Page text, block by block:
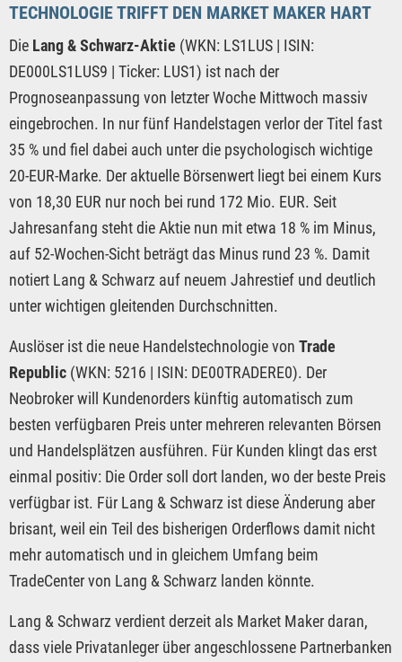
TECHNOLOGIE TRIFFT DEN MARKET MAKER HART
Die Lang & Schwarz-Aktie (WKN: LS1LUS | ISIN:
DE000LS1LUS9 | Ticker: LUS1) ist nach der
Prognoseanpassung von letzter Woche Mittwoch massiv
eingebrochen. In nur fünf Handelstagen verlor der Titel fast
35 % und fiel dabei auch unter die psychologisch wichtige
20-EUR-Marke. Der aktuelle Börsenwert liegt bei einem Kurs
von 18,30 EUR nur noch bei rund 172 Mio. EUR. Seit
Jahresanfang steht die Aktie nun mit etwa 18 % im Minus,
auf 52-Wochen-Sicht beträgt das Minus rund 23 %. Damit
notiert Lang & Schwarz auf neuem Jahrestief und deutlich
unter wichtigen gleitenden Durchschnitten.
Auslöser ist die neue Handelstechnologie von Trade
Republic (WKN: 5216 | ISIN: DE00TRADERE0). Der
Neobroker will Kundenorders künftig automatisch zum
besten verfügbaren Preis unter mehreren relevanten Börsen
und Handelsplätzen ausführen. Für Kunden klingt das erst
einmal positiv: Die Order soll dort landen, wo der beste Preis
verfügbar ist. Für Lang & Schwarz ist diese Änderung aber
brisant, weil ein Teil des bisherigen Orderflows damit nicht
mehr automatisch und in gleichem Umfang beim
TradeCenter von Lang & Schwarz landen könnte.
Lang & Schwarz verdient derzeit als Market Maker daran,
dass viele Privatanleger über angeschlossene Partnerbanken